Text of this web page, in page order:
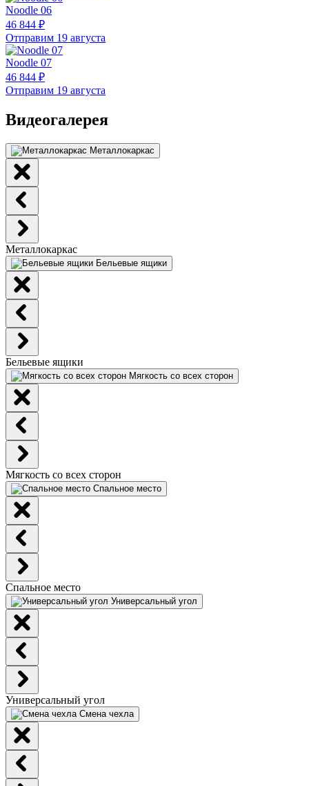
Noodle 06
46 844 ₽
Отправим 19 августа
Noodle 07
46 844 ₽
Отправим 19 августа
Видеогалерея
Металлокаркас
Металлокаркас
Бельевые ящики
Бельевые ящики
Мягкость со всех сторон
Мягкость со всех сторон
Спальное место
Спальное место
Универсальный угол
Универсальный угол
Смена чехла